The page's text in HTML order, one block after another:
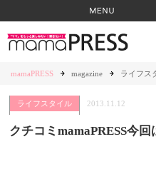
mamaPRESS magazine ライフス
ライフスタイル 2013.11.12
クチコミmamaPRESS今回